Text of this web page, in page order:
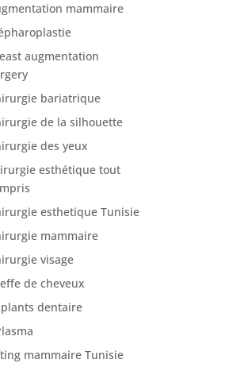
mammaire
augmentation
bariatrique
de la silhouette
des yeux
esthétique tout
esthetique Tunisie
mammaire
visage
de cheveux
dentaire
mammaire Tunisie